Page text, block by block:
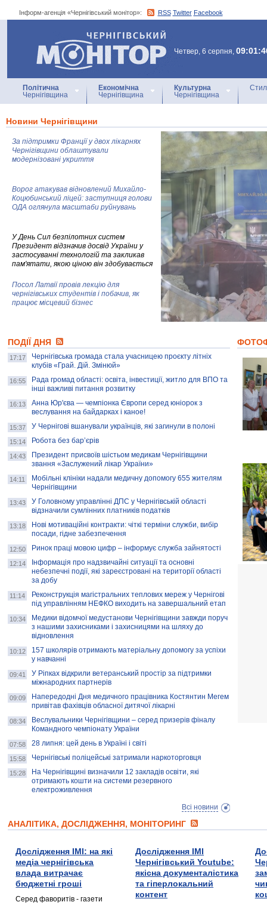
Інформ-агенція «Чернігівський монітор»: RSS Twitter Facebook
Інформ-агенція
«Чернігівський монітор»
Четвер, 6 серпня,
Політична
Чернігівщина
Економічна
Чернігівщина
Культурна
Чернігівщина
Новини Чернігівщини
За підтримки Франції у двох лікарнях
Чернігівщини облаштували
модернізовані укриття
Ворог атакував відновлений Михайло-
Коцюбинський ліцей: заступниця голови
ОДА оглянула масштаби руйнувань
У День Сил безпілотних систем
Президент відзначив досвід України у
застосуванні технологій та закликав
пам'ятати, якою ціною він здобувається
Посол Латвії провів лекцію для
чернігівських студентів і побачив, як
працює місцевий бізнес
колекцію про війну, емоції та тварин
AB InBev Efes Україна підтримала
навчальний проєкт "Молодіжна бізнес-
школа", спрямований на розвиток
підприємництва у Чернігівській області
Золота тварина: видання Forbes
написало про чернігівця Патрона: хто і
скільки на ньому заробляє? І куди
витрачають?
ПОДІЇ ДНЯ
17:17
Чернігівська громада стала учасницею проєкту літніх
клубів «Грай. Дій. Змінюй»
16:55
Рада громад області: освіта, інвестиції, житло для ВПО та
інші важливі питання розвитку
16:13
Анна Юр'єва — чемпіонка Європи серед юніорок з
веслування на байдарках і каное!
15:37 У Чернігові вшанували українців, які загинули в полоні
15:14 Робота без бар’єрів
14:43
Президент присвоїв шістьом медикам Чернігівщини
звання «Заслужений лікар України»
14:11
Мобільні клініки надали медичну допомогу 655 жителям
Чернігівщини
13:43
У Головному управлінні ДПС у Чернігівській області
відзначили сумлінних платників податків
13:18
Нові мотиваційні контракти: чіткі терміни служби, вибір
посади, гідне забезпечення
12:50 Ринок праці мовою цифр – інформує служба зайнятості
12:14
Інформація про надзвичайні ситуації та основні
небезпечні події, які зареєстровані на території області
за добу
11:14
Реконструкція магістральних теплових мереж у Чернігові
під управлінням НЕФКО виходить на завершальний етап
10:34
Медики відомчої медустанови Чернігівщини завжди поруч
з нашими захисниками і захисницями на шляху до
відновлення
10:12
157 школярів отримають матеріальну допомогу за успіхи
у навчанні
09:41
У Ріпках відкрили ветеранський простір за підтримки
міжнародних партнерів
09:09
Напередодні Дня медичного працівника Костянтин Мегем
привітав фахівців обласної дитячої лікарні
08:34
Веслувальники Чернігівщини – серед призерів фіналу
Командного чемпіонату України
07:58 28 липня: цей день в Україні і світі
15:58 Чернігівські поліцейські затримали наркоторговця
15:28
На Чернігівщині визначили 12 закладів освіти, які
отримають кошти на системи резервного
електроживлення
Всі новини
АНАЛІТИКА, ДОСЛІДЖЕННЯ, МОНІТОРИНГ
Дослідження ІМІ: на які
медіа чернігівська
влада витрачає
бюджетні гроші
Серед фаворитів - газети
Дослідження ІМІ
Чернігівський Youtube:
якісна документалістика
та гіперлокальний
контент